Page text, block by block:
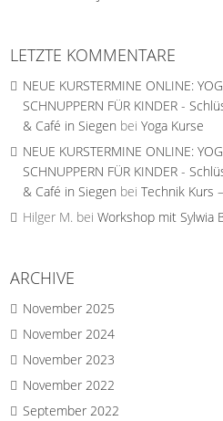
LETZTE KOMMENTARE
NEUE KURSTERMINE ONLINE:
SCHNUPPERN FÜR KINDER -
& Café in Siegen beiYoga Kurse
NEUE KURSTERMINE ONLINE:
SCHNUPPERN FÜR KINDER -
& Café in Siegen beiTechnik Kurs
Hilger M. beiWorkshop mit Sylwia
ARCHIVE
November 2025
November 2024
November 2023
November 2022
September 2022